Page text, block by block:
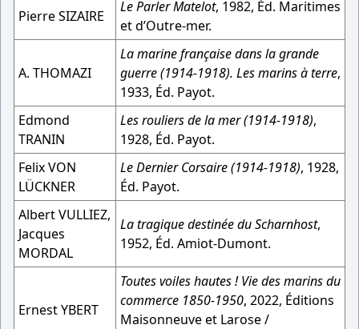
Pierre SIZAIRE
Le Parler Matelot, 1982, Éd. Maritimes
et d’Outre-mer.
A. THOMAZI
La marine française dans la grande
guerre (1914-1918). Les marins à terre,
1933, Éd. Payot.
Edmond
TRANIN
Les rouliers de la mer (1914-1918),
1928, Éd. Payot.
Felix VON
LÜCKNER
Le Dernier Corsaire (1914-1918), 1928,
Éd. Payot.
Albert VULLIEZ,
Jacques
MORDAL
La tragique destinée du Scharnhost,
1952, Éd. Amiot-Dumont.
Ernest YBERT
Toutes voiles hautes ! Vie des marins du
commerce 1850-1950, 2022, Éditions
Maisonneuve et Larose /